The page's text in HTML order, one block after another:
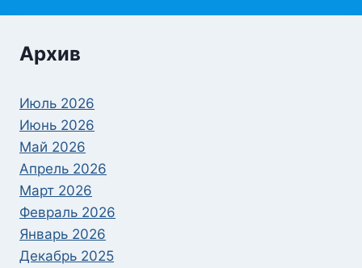
Архив
Июль 2026
Июнь 2026
Май 2026
Апрель 2026
Март 2026
Февраль 2026
Январь 2026
Декабрь 2025